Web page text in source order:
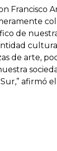
Francisco
de
de arte,
afirmó